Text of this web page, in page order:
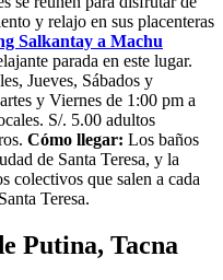
y relajo en sus placenteras
Salkantay a Machu
parada en este lugar.
Jueves, Sábados y
y Viernes de 1:00 pm a
S/. 5.00 adultos
Cómo llegar: Los baños
de Santa Teresa, y la
colectivos que salen a cada
Teresa.
Putina, Tacna